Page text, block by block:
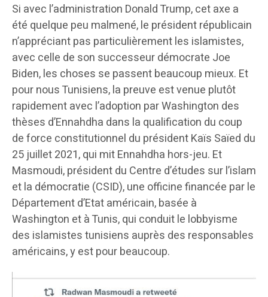
Si avec l’administration Donald Trump, cet axe a
été quelque peu malmené, le président républicain
n’appréciant pas particulièrement les islamistes,
avec celle de son successeur démocrate Joe
Biden, les choses se passent beaucoup mieux. Et
pour nous Tunisiens, la preuve est venue plutôt
rapidement avec l’adoption par Washington des
thèses d’Ennahdha dans la qualification du coup
de force constitutionnel du président Kaïs Saïed du
25 juillet 2021, qui mit Ennahdha hors-jeu. Et
Masmoudi, président du Centre d’études sur l’islam
et la démocratie (CSID), une officine financée par le
Département d’Etat américain, basée à
Washington et à Tunis, qui conduit le lobbyisme
des islamistes tunisiens auprès des responsables
américains, y est pour beaucoup.